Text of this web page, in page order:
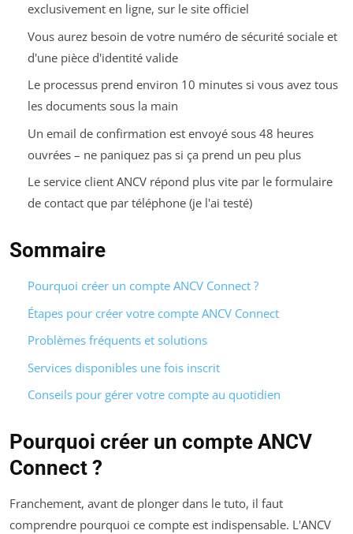
exclusivement en ligne, sur le site officiel
Vous aurez besoin de votre numéro de sécurité sociale et
d'une pièce d'identité valide
Le processus prend environ 10 minutes si vous avez tous
les documents sous la main
Un email de confirmation est envoyé sous 48 heures
ouvrées – ne paniquez pas si ça prend un peu plus
Le service client ANCV répond plus vite par le formulaire
de contact que par téléphone (je l'ai testé)
Sommaire
Pourquoi créer un compte ANCV Connect ?
Étapes pour créer votre compte ANCV Connect
Problèmes fréquents et solutions
Services disponibles une fois inscrit
Conseils pour gérer votre compte au quotidien
Pourquoi créer un compte ANCV
Connect ?
Franchement, avant de plonger dans le tuto, il faut
comprendre pourquoi ce compte est indispensable. L'ANCV